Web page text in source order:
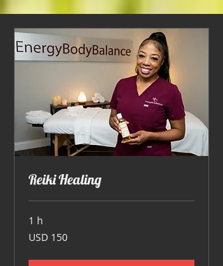
Reiki Healing
1 h
150
dólares
USD 150